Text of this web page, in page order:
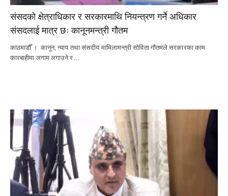
संसदको क्षेत्राधिकार र सरकारमाथि नियन्त्रण गर्ने अधिकार
संसदलाई मात्र छः कानूनमन्त्री गौतम
काठमाडौँ । कानून, न्याय तथा संसदीय मामिलामन्त्री सोविता गौतमले सरकारका काम
कारबाहीमा लगाम लगाउने र…